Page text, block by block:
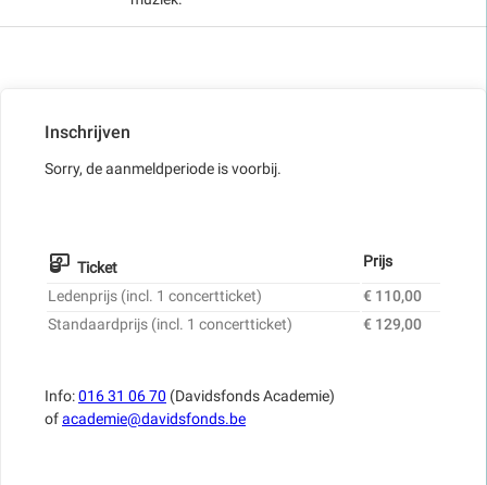
Inschrijven
Sorry, de aanmeldperiode is voorbij.
Ticket
Prijs
Ledenprijs (incl. 1 concertticket)
€ 110,00
Standaardprijs (incl. 1 concertticket)
€ 129,00
Info:016 31 06 70 (Davidsfonds Academie)
ofacademie@davidsfonds.be